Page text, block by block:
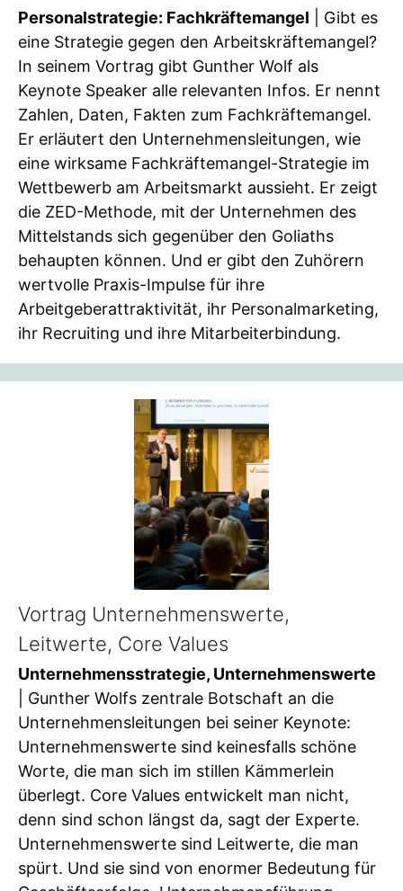
Personalstrategie: Fachkräftemangel | Gibt es
eine Strategie gegen den Arbeitskräftemangel?
In seinem Vortrag gibt Gunther Wolf als
Keynote Speaker alle relevanten Infos. Er nennt
Zahlen, Daten, Fakten zum Fachkräftemangel.
Er erläutert den Unternehmensleitungen, wie
eine wirksame Fachkräftemangel-Strategie im
Wettbewerb am Arbeitsmarkt aussieht. Er zeigt
die ZED-Methode, mit der Unternehmen des
Mittelstands sich gegenüber den Goliaths
behaupten können. Und er gibt den Zuhörern
wertvolle Praxis-Impulse für ihre
Arbeitgeberattraktivität, ihr Personalmarketing,
ihr Recruiting und ihre Mitarbeiterbindung.
Vortrag Unternehmenswerte,
Leitwerte, Core Values
Unternehmensstrategie, Unternehmenswerte
| Gunther Wolfs zentrale Botschaft an die
Unternehmensleitungen bei seiner Keynote:
Unternehmenswerte sind keinesfalls schöne
Worte, die man sich im stillen Kämmerlein
überlegt. Core Values entwickelt man nicht,
denn sind schon längst da, sagt der Experte.
Unternehmenswerte sind Leitwerte, die man
spürt. Und sie sind von enormer Bedeutung für